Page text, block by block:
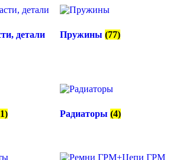
детали
Пружины (77)
Радиаторы (4)